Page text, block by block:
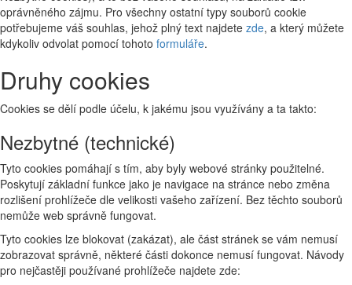
oprávněného zájmu. Pro všechny ostatní typy souborů cookie
potřebujeme váš souhlas, jehož plný text najdete zde, a který můžete
kdykoliv odvolat pomocí tohoto formuláře.
Druhy cookies
Cookies se dělí podle účelu, k jakému jsou využívány a ta takto:
Nezbytné (technické)
Tyto cookies pomáhají s tím, aby byly webové stránky použitelné.
Poskytují základní funkce jako je navigace na stránce nebo změna
rozlišení prohlížeče dle velikosti vašeho zařízení. Bez těchto souborů
nemůže web správně fungovat.
Tyto cookies lze blokovat (zakázat), ale část stránek se vám nemusí
zobrazovat správně, některé části dokonce nemusí fungovat. Návody
pro nejčastěji používané prohlížeče najdete zde: